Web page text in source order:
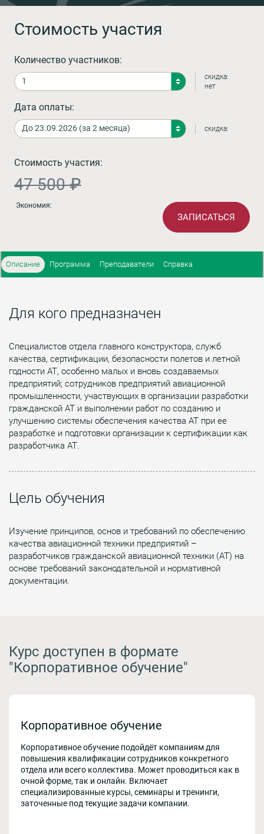
Стоимость участия
Количество участников:
скидка:
нет
Дата оплаты:
скидка:
Стоимость участия:
47 500 ₽
Экономия:
ЗАПИСАТЬСЯ
Описание Программа Преподаватели Справка
Для кого предназначен
Специалистов отдела главного конструктора, служб
качества, сертификации, безопасности полетов и летной
годности АТ, особенно малых и вновь создаваемых
предприятий; сотрудников предприятий авиационной
промышленности, участвующих в организации разработки
гражданской АТ и выполнении работ по созданию и
улучшению системы обеспечения качества АТ при ее
разработке и подготовки организации к сертификации как
разработчика АТ.
Цель обучения
Изучение принципов, основ и требований по обеспечению
качества авиационной техники предприятий –
разработчиков гражданской авиационной техники (АТ) на
основе требований законодательной и нормативной
документации.
Курс доступен в формате
"Корпоративное обучение"
Корпоративное обучение
Корпоративное обучение подойдёт компаниям для
повышения квалификации сотрудников конкретного
отдела или всего коллектива. Может проводиться как в
очной форме, так и онлайн. Включает
специализированные курсы, семинары и тренинги,
заточенные под текущие задачи компании.